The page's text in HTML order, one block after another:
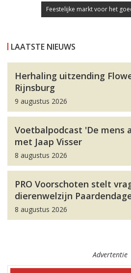
Feestelijke markt voor het
LAATSTE NIEUWS
Herhaling uitzending
Rijnsburg
9 augustus 2026
Voetbalpodcast 'De mens
met Jaap Visser
8 augustus 2026
PRO Voorschoten stelt
dierenwelzijn
8 augustus 2026
Advertentie